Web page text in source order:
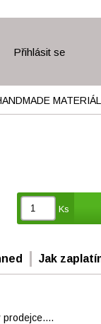
Přihlásit se
MATERIÁL
Ks
Jak